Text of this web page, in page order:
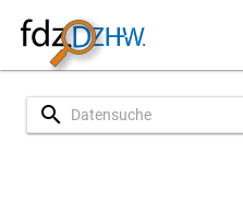
search